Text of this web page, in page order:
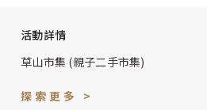
活動詳情
草山市集 (親子二手市集)
探索更多 >